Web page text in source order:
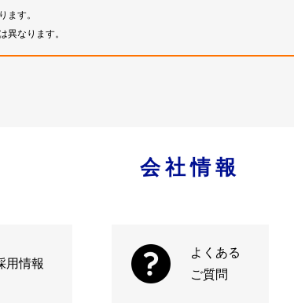
ます。
異なります。
会社情報
用情報
よくある
ご質問